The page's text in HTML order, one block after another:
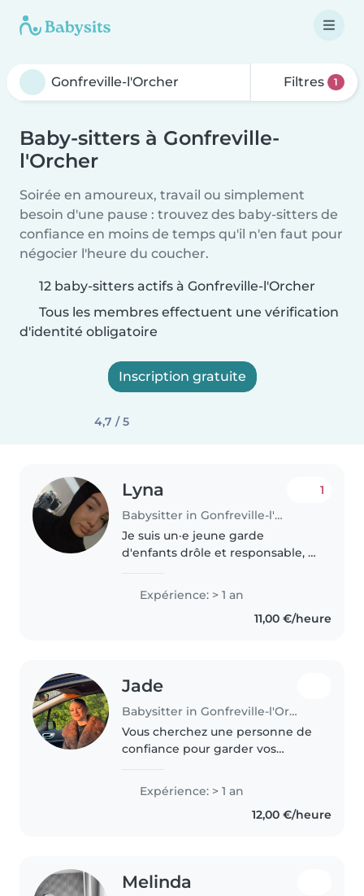
Filtres 1
Baby-sitters à Gonfreville-
l'Orcher
Soirée en amoureux, travail ou simplement
besoin d'une pause : trouvez des baby-sitters de
confiance en moins de temps qu'il n'en faut pour
négocier l'heure du coucher.
12 baby-sitters actifs à Gonfreville-l'Orcher
Tous les membres effectuent une vérification
d'identité obligatoire
Inscription gratuite
4,7 / 5
Lyna
Babysitter in Gonfreville-l'Orcher
1
Je suis un·e jeune garde
d'enfants drôle et responsable, à
les ados. J'adore les activités
manuelles et les jeux créatifs et
peux aider aux devoirs...
Expérience: > 1 an
11,00 €/heure
Jade
Babysitter in Gonfreville-l'Orcher
Vous cherchez une personne de
confiance pour garder vos
sécurité tout en proposant des
activités adaptées à leur âge..
Expérience: > 1 an
12,00 €/heure
Melinda